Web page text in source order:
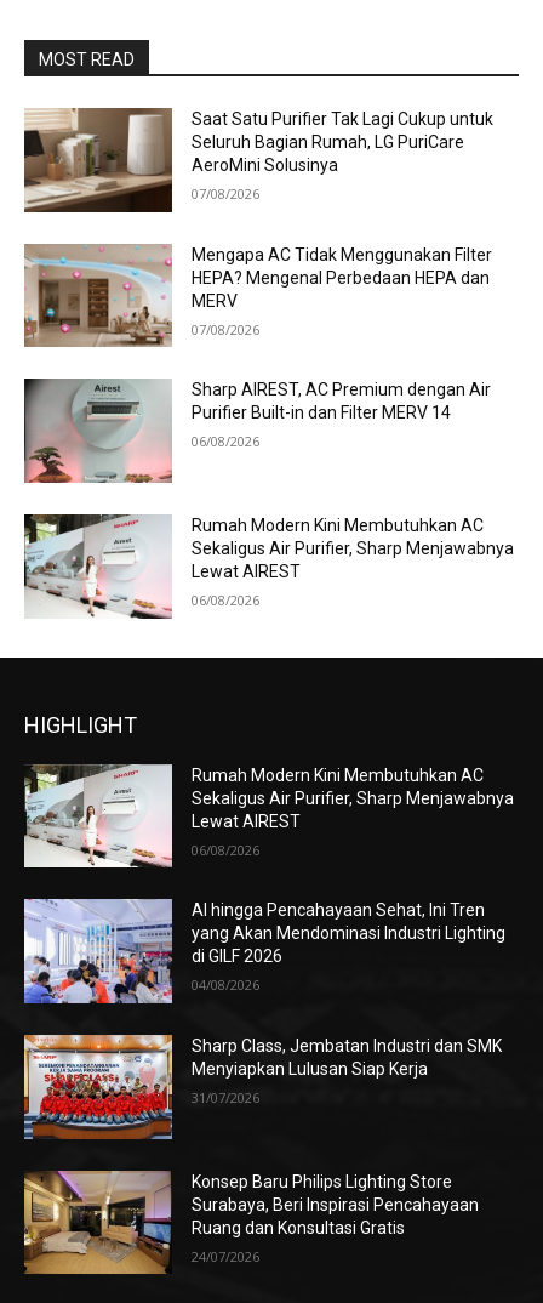
MOST READ
Saat Satu Purifier Tak Lagi Cukup untuk
Seluruh Bagian Rumah, LG PuriCare
AeroMini Solusinya
07/08/2026
Mengapa AC Tidak Menggunakan Filter
HEPA? Mengenal Perbedaan HEPA dan
MERV
07/08/2026
Sharp AIREST, AC Premium dengan Air
Purifier Built-in dan Filter MERV 14
06/08/2026
Rumah Modern Kini Membutuhkan AC
Sekaligus Air Purifier, Sharp Menjawabnya
Lewat AIREST
06/08/2026
HIGHLIGHT
Rumah Modern Kini Membutuhkan AC
Sekaligus Air Purifier, Sharp Menjawabnya
Lewat AIREST
06/08/2026
AI hingga Pencahayaan Sehat, Ini Tren
yang Akan Mendominasi Industri Lighting
di GILF 2026
04/08/2026
Sharp Class, Jembatan Industri dan SMK
Menyiapkan Lulusan Siap Kerja
31/07/2026
Konsep Baru Philips Lighting Store
Surabaya, Beri Inspirasi Pencahayaan
Ruang dan Konsultasi Gratis
24/07/2026